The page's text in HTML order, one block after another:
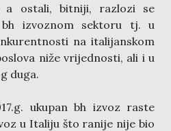
a ostali, bitniji, razlozi se
izvoznom sektoru tj. u
na italijanskom
niže vrijednosti, ali i u
duga.
ukupan bh izvoz raste
u Italiju što ranije nije bio